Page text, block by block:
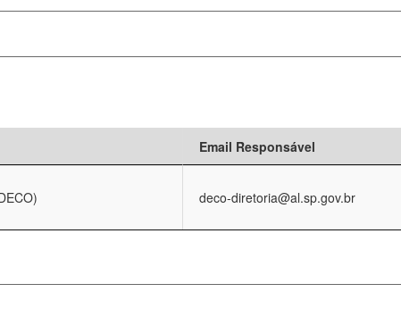
Email Responsável
deco-diretoria@al.sp.gov.br